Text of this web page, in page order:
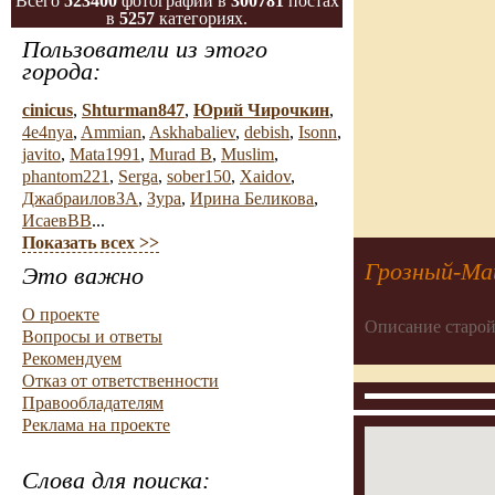
в 5257 категориях.
Пользователи из этого
города:
cinicus, Shturman847, Юрий Чирочкин,
4e4nya, Ammian, Askhabaliev, debish, Isonn,
javito, Mata1991 , Murad B, Muslim,
phantom221 , Serga, sober150, Xaidov,
ДжабраиловЗА, Зура, Ирина Беликова,
ИсаевВВ...
Показать всех >>
Это важно
О проекте
Вопросы и ответы
Рекомендуем
Отказ от ответственности
Правообладателям
Реклама на проекте
Слова для поиска:
Грозный-
Описание